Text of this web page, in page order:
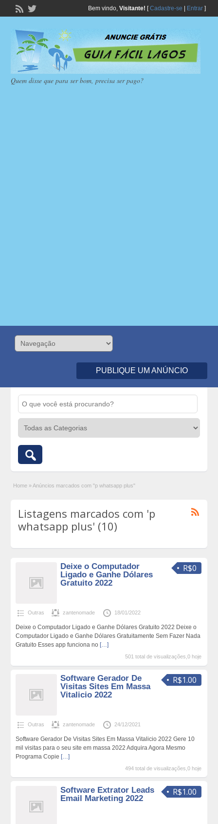
Bem vindo, Visitante! [Cadastre-se Entrar]
Quem disse que para ser bom, precisa ser pago?
PUBLIQUE UM ANÚNCIO
Home » Anúncios marcados com "p whatsapp plus"
Listagens marcados com 'p
whatsapp plus' (10)
R$0
Deixe o Computador
Ligado e Ganhe Dólares
Gratuito 2022
Outras zantenomade 18/01/2022
Deixe o Computador Ligado e Ganhe Dólares Gratuito 2022 Deixe o
Computador Ligado e Ganhe Dólares Gratuitamente Sem Fazer Nada
Gratuito Esses app funciona no […]
501 total de visualizações,0 hoje
R$1.00
Software Gerador De
Visitas Sites Em Massa
Vitalicio 2022
Outras zantenomade 24/12/2021
Software Gerador De Visitas Sites Em Massa Vitalicio 2022 Gere 10
mil visitas para o seu site em massa 2022 Adquira Agora Mesmo
Programa Copie […]
494 total de visualizações,0 hoje
R$1.00
Software Extrator Leads
Email Marketing 2022